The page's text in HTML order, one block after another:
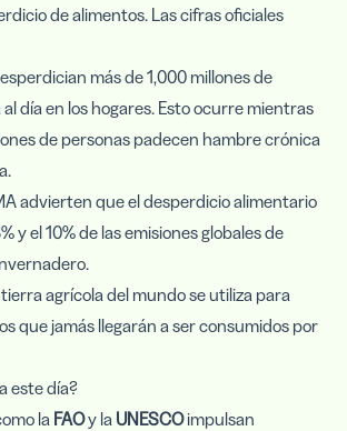
de alimentos. Las cifras oficiales
más de 1,000 millones de
día en los hogares. Esto ocurre mientras
de personas padecen hambre crónica
advierten que el desperdicio alimentario
y el 10% de las emisiones globales de
agrícola del mundo se utiliza para
que jamás llegarán a ser consumidos por
este día?
la FAOy la UNESCOimpulsan